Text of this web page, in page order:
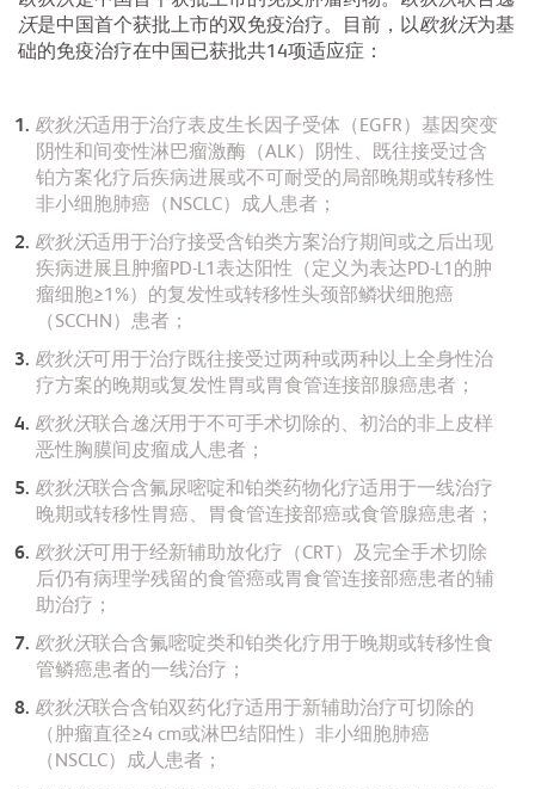
沃是中国首个获批上市的双免疫治疗。目前，以欧狄沃为基
础的免疫治疗在中国已获批共14项适应症：
欧狄沃适用于治疗表皮生长因子受体（EGFR）基因突变
阴性和间变性淋巴瘤激酶（ALK）阴性、既往接受过含
铂方案化疗后疾病进展或不可耐受的局部晚期或转移性
非小细胞肺癌（NSCLC）成人患者；
欧狄沃适用于治疗接受含铂类方案治疗期间或之后出现
疾病进展且肿瘤PD-L1表达阳性（定义为表达PD-L1的肿
瘤细胞≥1%）的复发性或转移性头颈部鳞状细胞癌
（SCCHN）患者；
欧狄沃可用于治疗既往接受过两种或两种以上全身性治
疗方案的晚期或复发性胃或胃食管连接部腺癌患者；
欧狄沃联合逸沃用于不可手术切除的、初治的非上皮样
恶性胸膜间皮瘤成人患者；
欧狄沃联合含氟尿嘧啶和铂类药物化疗适用于一线治疗
晚期或转移性胃癌、胃食管连接部癌或食管腺癌患者；
欧狄沃可用于经新辅助放化疗（CRT）及完全手术切除
后仍有病理学残留的食管癌或胃食管连接部癌患者的辅
助治疗；
欧狄沃联合含氟嘧啶类和铂类化疗用于晚期或转移性食
管鳞癌患者的一线治疗；
欧狄沃联合含铂双药化疗适用于新辅助治疗可切除的
（肿瘤直径≥4 cm或淋巴结阳性）非小细胞肺癌
（NSCLC）成人患者；